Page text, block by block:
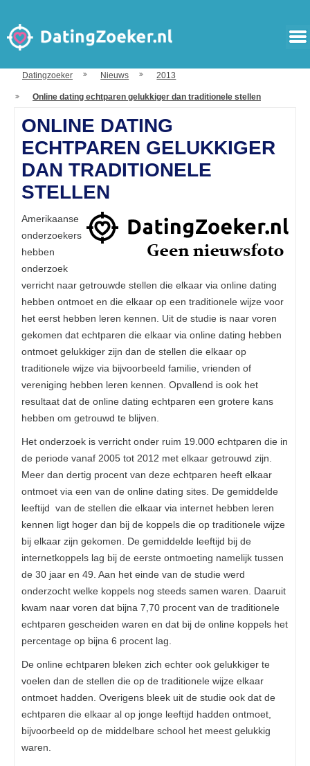
Datingzoeker Nieuws 2013
Online dating echtparen gelukkiger dan traditionele stellen
ONLINE DATING
ECHTPAREN GELUKKIGER
DAN TRADITIONELE
STELLEN
Amerikaanse
onderzoekers
hebben
onderzoek
verricht naar getrouwde stellen die elkaar via online dating
hebben ontmoet en die elkaar op een traditionele wijze voor
het eerst hebben leren kennen. Uit de studie is naar voren
gekomen dat echtparen die elkaar via online dating hebben
ontmoet gelukkiger zijn dan de stellen die elkaar op
traditionele wijze via bijvoorbeeld familie, vrienden of
vereniging hebben leren kennen. Opvallend is ook het
resultaat dat de online dating echtparen een grotere kans
hebben om getrouwd te blijven.
Het onderzoek is verricht onder ruim 19.000 echtparen die in
de periode vanaf 2005 tot 2012 met elkaar getrouwd zijn.
Meer dan dertig procent van deze echtparen heeft elkaar
ontmoet via een van de online dating sites. De gemiddelde
leeftijd van de stellen die elkaar via internet hebben leren
kennen ligt hoger dan bij de koppels die op traditionele wijze
bij elkaar zijn gekomen. De gemiddelde leeftijd bij de
internetkoppels lag bij de eerste ontmoeting namelijk tussen
de 30 jaar en 49. Aan het einde van de studie werd
onderzocht welke koppels nog steeds samen waren. Daaruit
kwam naar voren dat bijna 7,70 procent van de traditionele
echtparen gescheiden waren en dat bij de online koppels het
percentage op bijna 6 procent lag.
De online echtparen bleken zich echter ook gelukkiger te
voelen dan de stellen die op de traditionele wijze elkaar
ontmoet hadden. Overigens bleek uit de studie ook dat de
echtparen die elkaar al op jonge leeftijd hadden ontmoet,
bijvoorbeeld op de middelbare school het meest gelukkig
waren.